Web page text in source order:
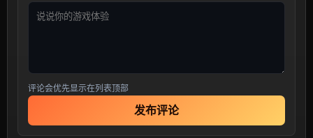
评论会优先显示在列表顶部
发布评论